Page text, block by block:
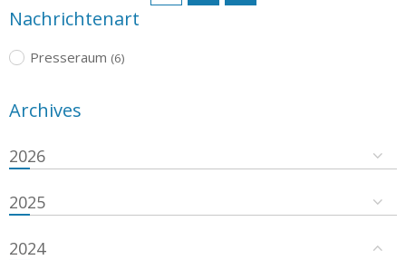
Nachrichtenart
Presseraum (6)
Archives
2026
2025
2024